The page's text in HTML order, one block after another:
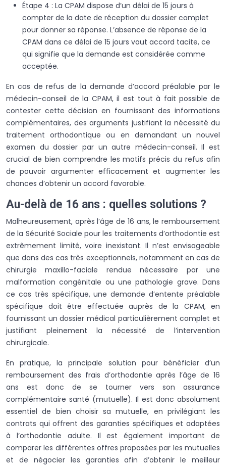
Étape 4 : La CPAM dispose d’un délai de 15 jours à
compter de la date de réception du dossier complet
pour donner sa réponse. L’absence de réponse de la
CPAM dans ce délai de 15 jours vaut accord tacite, ce
qui signifie que la demande est considérée comme
acceptée.
En cas de refus de la demande d’accord préalable par le
médecin-conseil de la CPAM, il est tout à fait possible de
contester cette décision en fournissant des informations
complémentaires, des arguments justifiant la nécessité du
traitement orthodontique ou en demandant un nouvel
examen du dossier par un autre médecin-conseil. Il est
crucial de bien comprendre les motifs précis du refus afin
de pouvoir argumenter efficacement et augmenter les
chances d’obtenir un accord favorable.
Au-delà de 16 ans : quelles solutions ?
Malheureusement, après l’âge de 16 ans, le remboursement
de la Sécurité Sociale pour les traitements d’orthodontie est
extrêmement limité, voire inexistant. Il n’est envisageable
que dans des cas très exceptionnels, notamment en cas de
chirurgie maxillo-faciale rendue nécessaire par une
malformation congénitale ou une pathologie grave. Dans
ce cas très spécifique, une demande d’entente préalable
spécifique doit être effectuée auprès de la CPAM, en
fournissant un dossier médical particulièrement complet et
justifiant pleinement la nécessité de l’intervention
chirurgicale.
En pratique, la principale solution pour bénéficier d’un
remboursement des frais d’orthodontie après l’âge de 16
ans est donc de se tourner vers son assurance
complémentaire santé (mutuelle). Il est donc absolument
essentiel de bien choisir sa mutuelle, en privilégiant les
contrats qui offrent des garanties spécifiques et adaptées
à l’orthodontie adulte. Il est également important de
comparer les différentes offres proposées par les mutuelles
et de négocier les garanties afin d’obtenir le meilleur